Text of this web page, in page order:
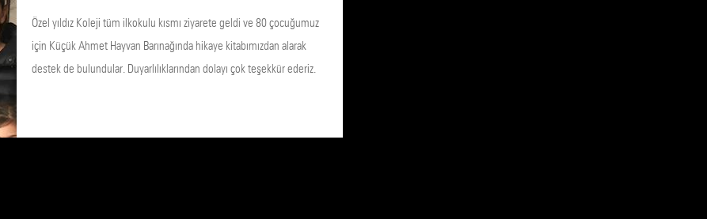
Özel yıldız Koleji tüm ilkokulu kısmı ziyarete geldi ve 80 çocuğumuz
için Küçük Ahmet Hayvan Barınağında hikaye kitabımızdan alarak
destek de bulundular. Duyarlılıklarından dolayı çok teşekkür ederiz.